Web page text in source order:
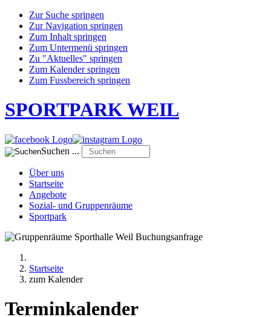
Zur Suche springen
Zur Navigation springen
Zum Inhalt springen
Zum Untermenü springen
Zu "Aktuelles" springen
Zum Kalender springen
Zum Fussbereich springen
SPORTPARK WEIL
Suchen ...
Über uns
Startseite
Angebote
Sozial- und Gruppenräume
Sportpark
Startseite
zum Kalender
Terminkalender